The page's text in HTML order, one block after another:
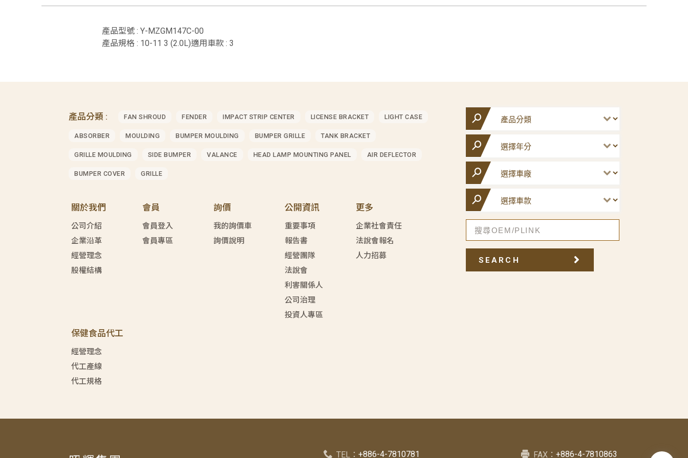
產品型號 : Y-MZGM147C-00
產品規格 : 10-11 3 (2.0L)適用車款 : 3
產品分類 : FAN SHROUD FENDER IMPACT STRIP CENTER LICENSE BRACKET LIGHT CASE
ABSORBER MOULDING BUMPER MOULDING BUMPER GRILLE TANK BRACKET
GRILLE MOULDING SIDE BUMPER VALANCE HEAD LAMP MOUNTING PANEL AIR DEFLECTOR
BUMPER COVER GRILLE
關於我們
公司介紹
企業沿革
經營理念
股權結構
會員
會員登入
會員專區
詢價
我的詢價車
詢價說明
公開資訊
重要事項
報告書
經營團隊
法說會
利害關係人
公司治理
投資人專區
更多
企業社會責任
法說會報名
人力招募
保健食品代工
經營理念
代工產線
代工規格
SEARCH
TEL： +886-4-7810781 FAX：+886-4-7810863